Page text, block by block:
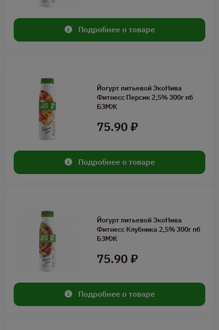
Подробнее о товаре
Йогурт питьевой ЭкоНива
Фитнесс Персик 2,5% 300г пб
БЗМЖ
75.90 ₽
Подробнее о товаре
Йогурт питьевой ЭкоНива
Фитнесс Клубника 2,5% 300г пб
БЗМЖ
75.90 ₽
Подробнее о товаре